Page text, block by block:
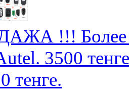
!!! Более
3500
тенге.